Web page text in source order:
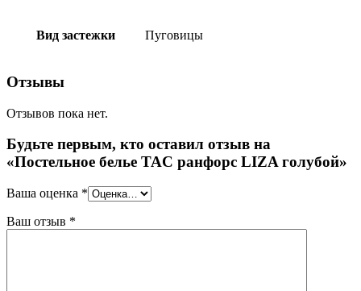
Вид застежки Пуговицы
Отзывы
Отзывов пока нет.
Будьте первым, кто оставил отзыв на
«Постельное белье TAC ранфорс LIZA голубой»
Ваша оценка *
Ваш отзыв *